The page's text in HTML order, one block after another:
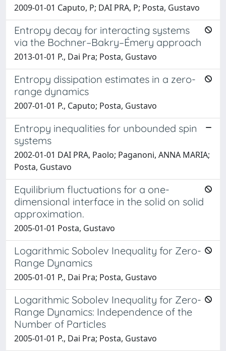
2009-01-01 Caputo, P; DAI PRA, P; Posta, Gustavo
Entropy decay for interacting systems
via the Bochner–Bakry–Émery approach
2013-01-01 P., Dai Pra; Posta, Gustavo
Entropy dissipation estimates in a zero-
range dynamics
2007-01-01 P., Caputo; Posta, Gustavo
Entropy inequalities for unbounded spin
systems
2002-01-01 DAI PRA, Paolo; Paganoni, ANNA MARIA;
Posta, Gustavo
Equilibrium fluctuations for a one-
dimensional interface in the solid on solid
approximation.
2005-01-01 Posta, Gustavo
Logarithmic Sobolev Inequality for Zero-
Range Dynamics
2005-01-01 P., Dai Pra; Posta, Gustavo
Logarithmic Sobolev Inequality for Zero-
Range Dynamics: Independence of the
Number of Particles
2005-01-01 P., Dai Pra; Posta, Gustavo